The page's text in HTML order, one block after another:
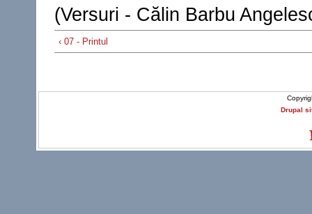
(Versuri - Călin Barbu
‹ 07 - Printul
Drupal